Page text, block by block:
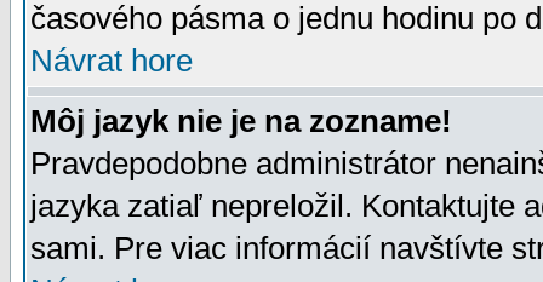
časového pásma o jednu hodinu po
Návrat hore
Môj jazyk nie je na zozname!
Pravdepodobne administrátor
jazyka zatiaľ nepreložil. Kontaktujte
sami. Pre viac informácií navštívte